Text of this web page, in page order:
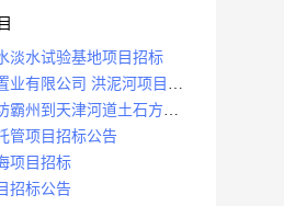
淡水试验基地项目招标
业有限公司 洪泥河项目招
霸州到天津河道土石方工
管项目招标公告
项目招标
招标公告